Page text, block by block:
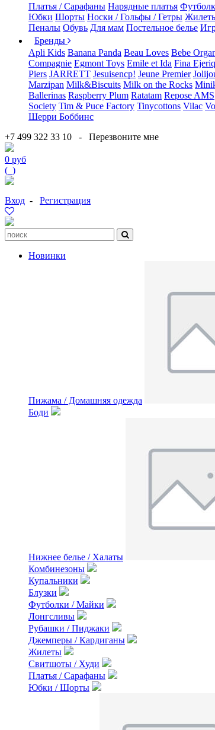
Платья / Сарафаны Нарядные платья
Юбки Шорты Носки / Гольфы / Гетры
Пеналы Обувь Для мам Постельное белье
Бренды
Apli Kids Banana Panda Beau Loves Bebe
Compagnie Egmont Toys Emile et Ida Fina
Piers JARRETT Jesuisencp! Jeune Premier
Marzipan Milk&Biscuits Milk on the Rocks
Ballerinas Raspberry Plum Ratatam Repose AMS
Society Tim & Puce Factory Tinycottons Vilac
Шерри Боббинс
+7 499 322 33 10 - Перезвоните мне
0 руб
( )
Вход - Регистрация
Новинки
Пижама / Домашняя одежда
Боди
Нижнее белье / Халаты
Комбинезоны
Купальники
Блузки
Футболки / Майки
Лонгсливы
Рубашки / Пиджаки
Джемперы / Кардиганы
Жилеты
Свитшоты / Худи
Платья / Сарафаны
Юбки / Шорты